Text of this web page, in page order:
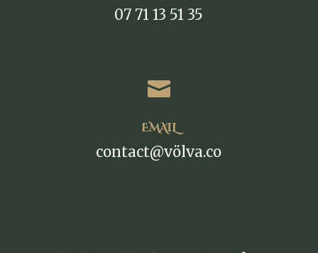
07 71 13 51 35

EMAIL
contact@völva.co